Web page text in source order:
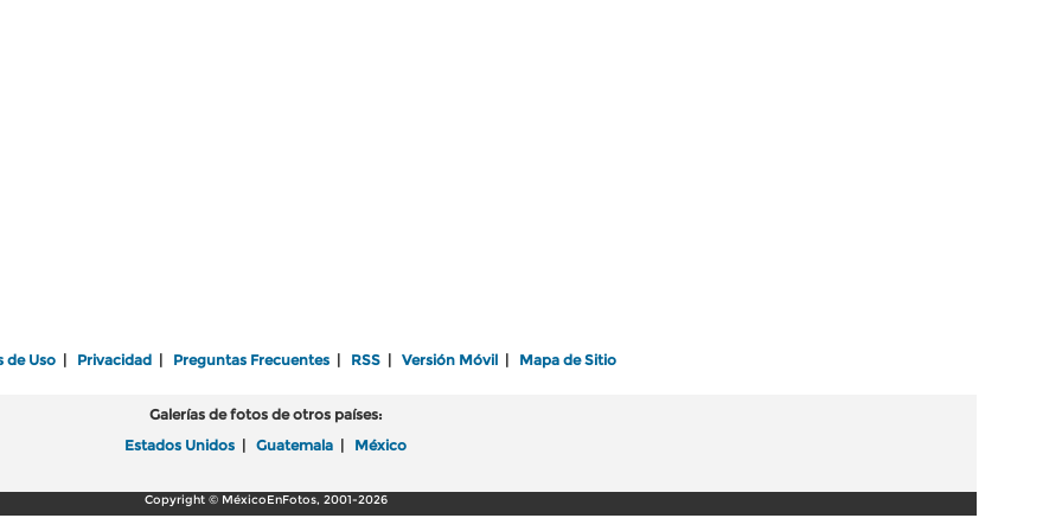
de Uso Privacidad Preguntas Frecuentes RSS Versión Móvil Mapa de Sitio
Galerías de fotos de otros países:
Estados Unidos
Guatemala México
Copyright © MéxicoEnFotos, 2001-2026